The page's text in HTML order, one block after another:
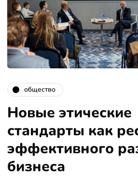
общество
Новые этические
стандарты как
эффективного
бизнеса